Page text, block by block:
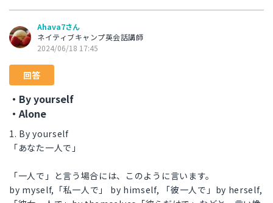
Ahava7さん
ネイティブキャンプ英会話講師
2024/06/18 17:45
回答
・By yourself
・Alone
1. By yourself
「あなた一人で」
「一人で」と言う場合には、このように言います。
by myself,「私一人で」 by himself, 「彼一人で」by herself,